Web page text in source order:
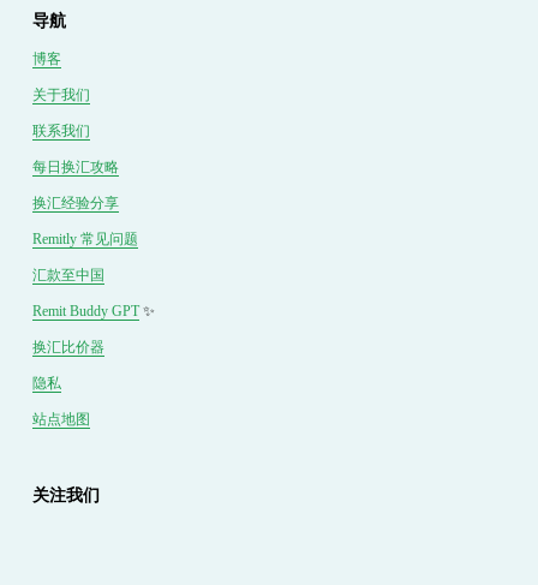
导航
博客
关于我们
联系我们
每日换汇攻略
换汇经验分享
Remitly 常见问题
汇款至中国
Remit Buddy GPT ✨
换汇比价器
隐私
站点地图
关注我们